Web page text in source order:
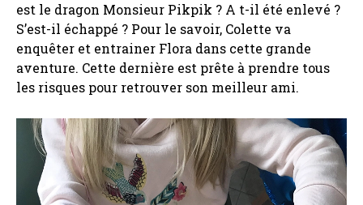
est le dragon Monsieur Pikpik ? A t-il été enlevé ?
S’est-il échappé ? Pour le savoir, Colette va
enquêter et entrainer Flora dans cette grande
aventure. Cette dernière est prête à prendre tous
les risques pour retrouver son meilleur ami.